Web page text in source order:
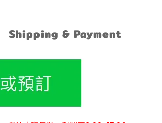
Shipping & Payment